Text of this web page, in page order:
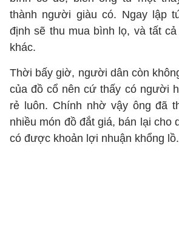
thành người giàu có. Ngay lập
định sẽ thu mua bình lọ, và tất
khác.
Thời bấy giờ, người dân còn
của đồ cổ nên cứ thấy có người
rẻ luôn. Chính nhờ vậy ông đã
nhiều món đồ đắt giá, bán lại cho
có được khoản lợi nhuận khổng lồ.